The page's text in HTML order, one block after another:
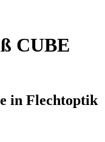
CUBE
in Flechtoptik